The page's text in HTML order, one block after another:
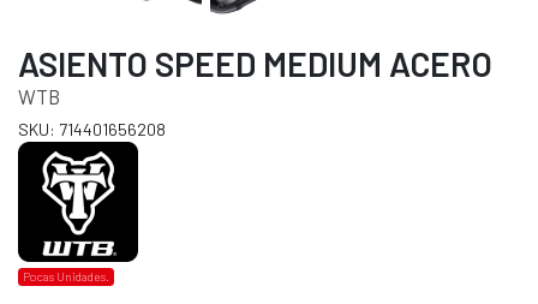
ASIENTO SPEED MEDIUM ACERO
WTB
SKU: 714401656208
Pocas Unidades.